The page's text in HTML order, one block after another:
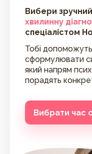
Вибери
хвилинну
спеціалістом
Тобі
сформулювати
який напрям
порадять
Вибрати час